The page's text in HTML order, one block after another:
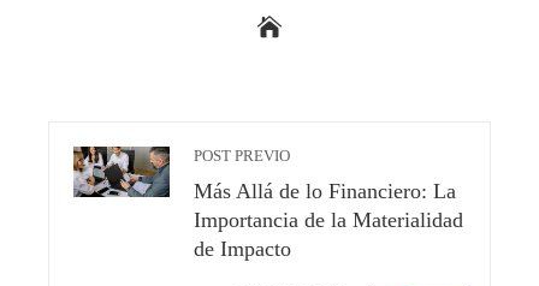
POST PREVIO
Más Allá de lo Financiero: La
Importancia de la Materialidad
de Impacto